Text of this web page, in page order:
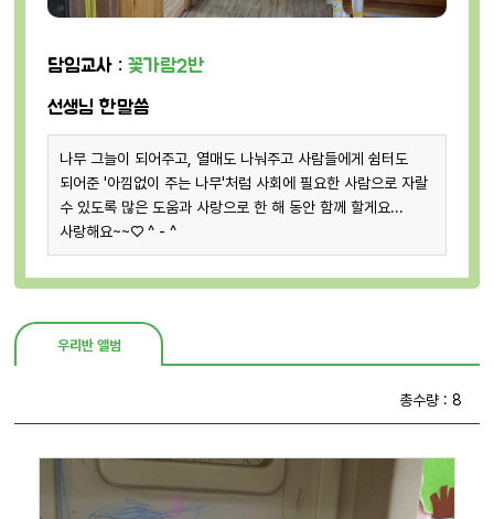
담임교사 :꽃가람2반
선생님 한말씀
나무 그늘이 되어주고, 열매도 나눠주고 사람들에게 쉼터도
되어준 '아낌없이 주는 나무'처럼 사회에 필요한 사람으로 자랄
수 있도록 많은 도움과 사랑으로 한 해 동안 함께 할게요...
사랑해요~~♡ ^ - ^
우리반 앨범
총수량 : 8